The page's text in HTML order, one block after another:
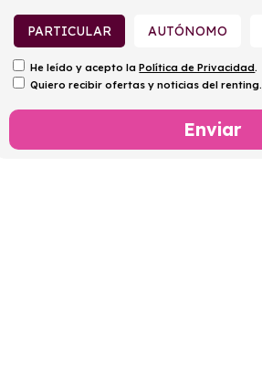
PARTICULAR AUTÓNOMO
He leído y acepto laPolítica de Privacidad.
Quiero recibir ofertas y noticias del renting.